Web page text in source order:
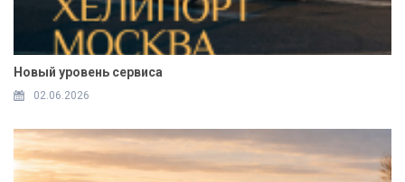
Новый уровень сервиса
02.06.2026